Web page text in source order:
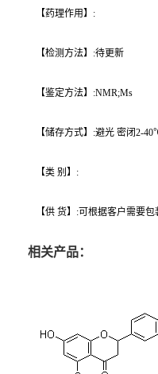
【药理作用】:
【检测方法】:待更新
【鉴定方法】:NMR;Ms
【储存方式】:避光 密闭2-
【类 别】:
【供 货】:可根据客户需要
相关产品：